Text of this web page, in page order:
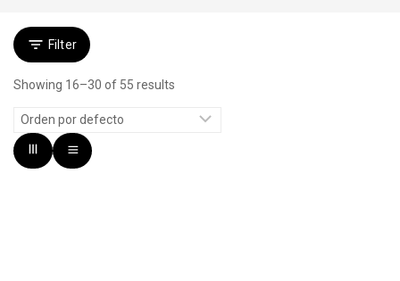
Filter
Showing 16–30 of 55 results